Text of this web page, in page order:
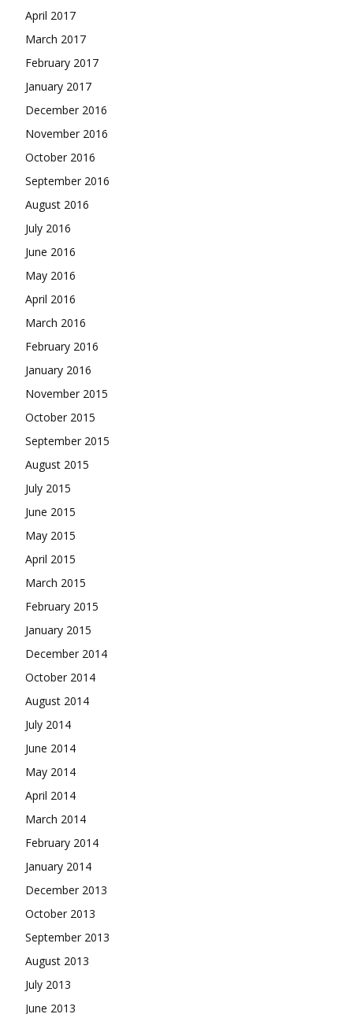
April 2017
March 2017
February 2017
January 2017
December 2016
November 2016
October 2016
September 2016
August 2016
July 2016
June 2016
May 2016
April 2016
March 2016
February 2016
January 2016
November 2015
October 2015
September 2015
August 2015
July 2015
June 2015
May 2015
April 2015
March 2015
February 2015
January 2015
December 2014
October 2014
August 2014
July 2014
June 2014
May 2014
April 2014
March 2014
February 2014
January 2014
December 2013
October 2013
September 2013
August 2013
July 2013
June 2013